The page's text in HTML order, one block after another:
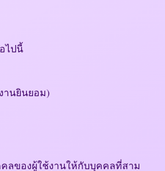
ไปนี้
านยินยอม)
คลของผู้ใช้งานให้กับบุคคลที่สาม